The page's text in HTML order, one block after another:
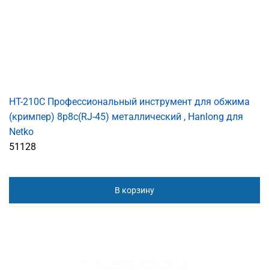
HT-210C Профессиональный инструмент для обжима
(кримпер) 8p8c(RJ-45) металлический , Hanlong для
Netko
51128
В корзину